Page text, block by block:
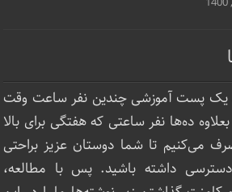
یک پست آموزشی چندین نفر ساعت‌ وقت
ده‌ها نفر ساعتی که هفتگی برای بالا
‌می‌کنیم تا شما دوستان عزیز براحتی
داشته باشید. پس با مطالعه،